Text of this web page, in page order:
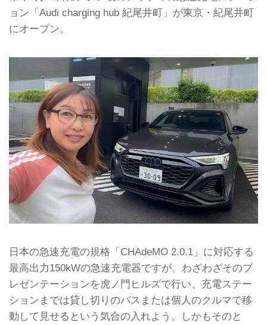
ョン「Audi charging hub 紀尾井町」が東京・紀尾井町
にオープン。
日本の急速充電の規格「CHAdeMO 2.0.1」に対応する
最高出力150kWの急速充電器ですが、わざわざそのプ
レゼンテーションを虎ノ門ヒルズで行い、充電ステー
ションまでは貸し切りのバスまたは個人のクルマで移
動して見せるという気合の入れよう。しかもそのと